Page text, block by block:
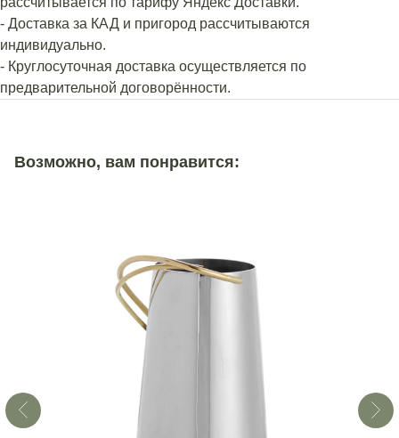
- Доставка за КАД и пригород рассчитываются
индивидуально.
- Круглосуточная доставка осуществляется по
предварительной договорённости.
Возможно, вам понравится: